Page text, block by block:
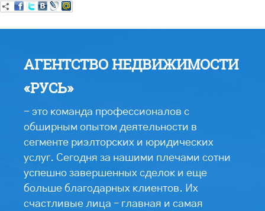
АГЕНТСТВО НЕДВИЖИМОСТИ
«РУСЬ»
- это команда профессионалов с
обширным опытом деятельности в
сегменте риэлторских и юридических
услуг. Сегодня за нашими плечами сотни
успешно завершенных сделок и еще
больше благодарных клиентов. Их
счастливые лица – главная и самая